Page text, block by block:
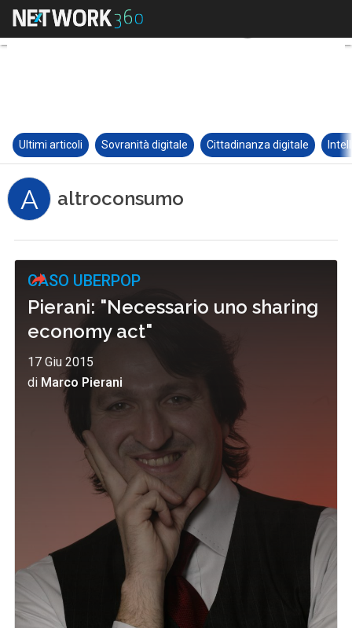
Ultimi articoli Sovranità digitale Cittadinanza digitale
A altroconsumo
CASO UBERPOP
Pierani: "Necessario uno sharing
economy act"
17 Giu 2015
di Marco Pierani